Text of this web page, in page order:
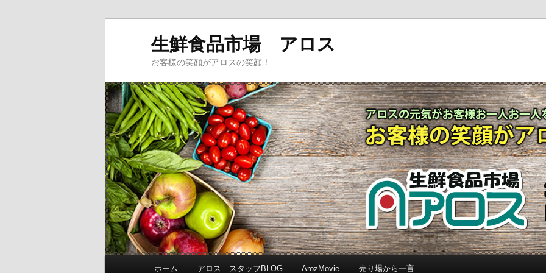
生鮮食品市場 アロス
お客様の笑顔がアロスの笑顔！
メインコンテンツへ移動
サブコンテンツへ移動
ホーム アロス スタッフBLOG ArozMovie 売り場から一言